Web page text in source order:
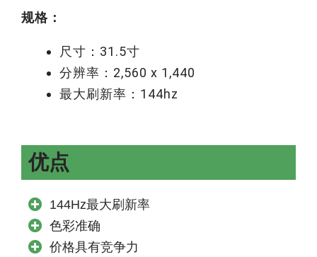
规格：
尺寸：31.5寸
分辨率：2,560 x 1,440
最大刷新率：144hz
优点
144Hz最大刷新率
色彩准确
价格具有竞争力